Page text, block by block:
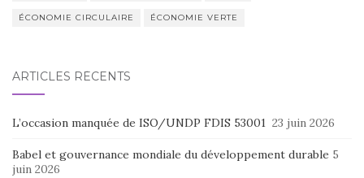
ÉCONOMIE CIRCULAIRE ÉCONOMIE VERTE
ARTICLES RÉCENTS
L’occasion manquée de ISO/UNDP FDIS 53001 23 juin 2026
Babel et gouvernance mondiale du développement durable 5
juin 2026